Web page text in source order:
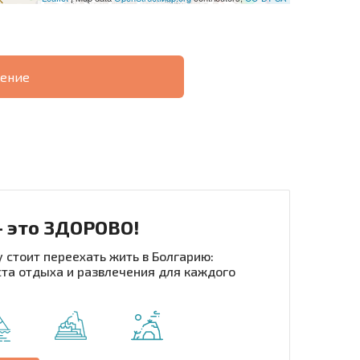
| Нажимая кнопку, вы разрешаете
Отправить сообщение
это ЗДОРОВО!
переехать жить в Болгарию:
отдыха и развлечения для каждого